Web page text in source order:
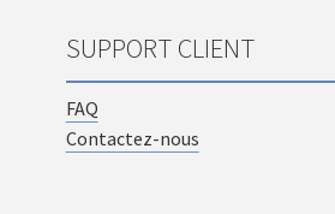
SUPPORT CLIENT
FAQ
Contactez-nous